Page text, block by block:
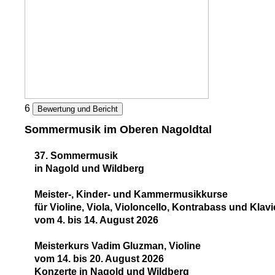
6 Bewertung und Bericht
Sommermusik im Oberen Nagoldtal
37. Sommermusik
in Nagold und Wildberg
Meister-, Kinder- und Kammermusikkurse
für Violine, Viola, Violoncello, Kontrabass und
vom 4. bis 14. August 2026
Meisterkurs Vadim Gluzman, Violine
vom 14. bis 20. August 2026
Konzerte in Nagold und Wildberg